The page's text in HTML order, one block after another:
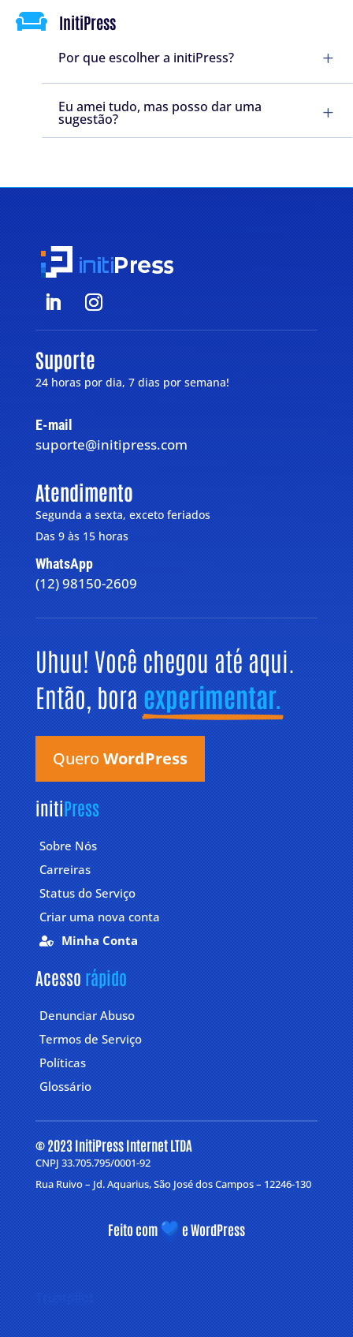
 InitiPress
Por que escolher a initiPress? L
Eu amei tudo, mas posso dar uma
sugestão? L
Suporte
24 horas por dia, 7 dias por semana!
E-mail
suporte@initipress.com
Atendimento
Segunda a sexta, exceto feriados
Das 9 às 15 horas
WhatsApp
(12) 98150-2609
Uhuu! Você chegou até aqui.
Então, bora experimentar.
Quero WordPress
initiPress
Sobre Nós
Carreiras
Status do Serviço
Criar uma nova conta
 Minha Conta
Acesso rápido
Denunciar Abuso
Termos de Serviço
Políticas
Glossário
© 2023 InitiPress Internet LTDA
CNPJ 33.705.795/0001-92
Rua Ruivo – Jd. Aquarius, São José dos Campos – 12246-130
Feito com e WordPress
Trustpilot